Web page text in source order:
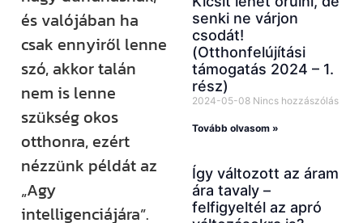
és valójában ha
csak ennyiről lenne
szó, akkor talán
nem is lenne
szükség okos
otthonra, ezért
nézzünk példát az
„Agy
intelligenciájára”.
senki ne várjon
csodát!
(Otthonfelújítási
támogatás 2024 – 1.
rész)
2024-05-08 Nincs hozzászólás
Tovább olvasom »
Így változott az áram
ára tavaly –
felfigyeltél az apró